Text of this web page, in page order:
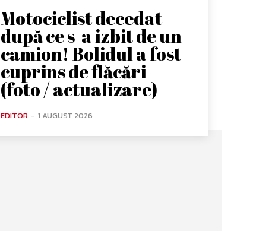
Motociclist decedat
după ce s-a izbit de un
camion! Bolidul a fost
cuprins de flăcări
(foto / actualizare)
EDITOR - 1 AUGUST 2026